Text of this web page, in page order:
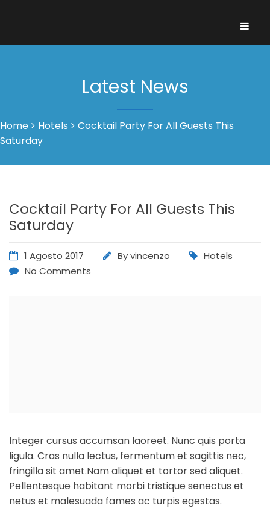
Latest News
Home Hotels
Cocktail Party For All Guests This
Saturday
Cocktail Party For All Guests This
Saturday
1 Agosto 2017 Byvincenzo
Hotels
No Comments
Integer cursus accumsan laoreet. Nunc quis porta
ligula. Cras nulla lectus, fermentum et sagittis nec,
fringilla sit amet.Nam aliquet et tortor sed aliquet.
Pellentesque habitant morbi tristique senectus et
netus et malesuada fames ac turpis egestas.